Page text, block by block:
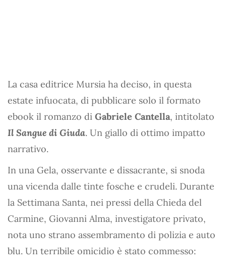
La casa editrice Mursia ha deciso, in questa
estate infuocata, di pubblicare solo il formato
ebook il romanzo di Gabriele Cantella, intitolato
Il Sangue di Giuda. Un giallo di ottimo impatto
narrativo.
In una Gela, osservante e dissacrante, si snoda
una vicenda dalle tinte fosche e crudeli. Durante
la Settimana Santa, nei pressi della Chieda del
Carmine, Giovanni Alma, investigatore privato,
nota uno strano assembramento di polizia e auto
blu. Un terribile omicidio è stato commesso: